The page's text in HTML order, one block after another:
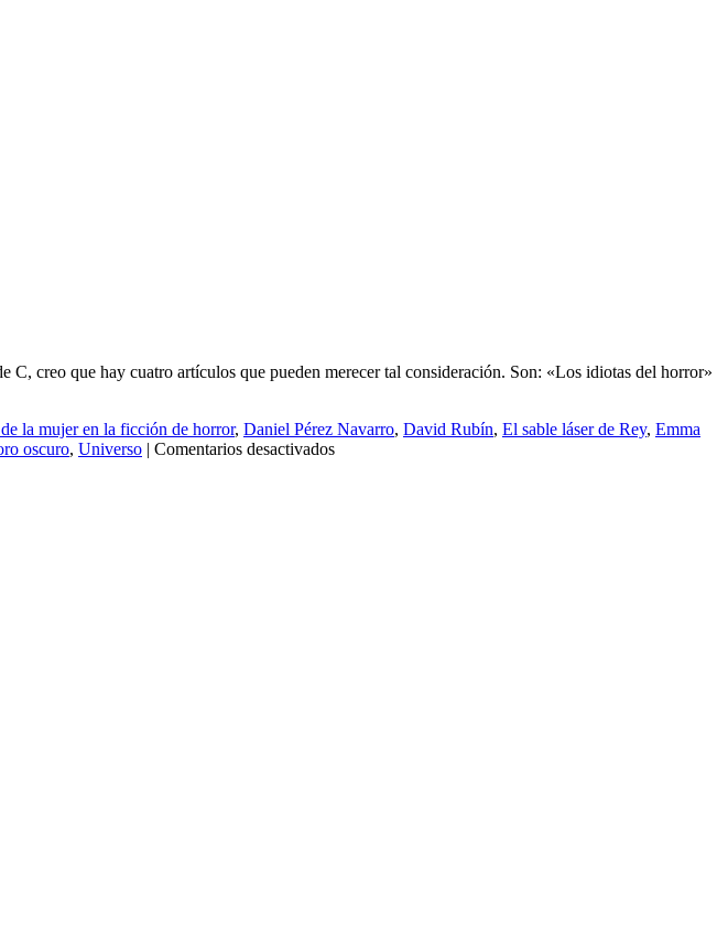
creo que hay cuatro artículos que pueden merecer tal consideración. Son: «Los idiotas del horror»
la mujer en la ficción de horror, Daniel Pérez Navarro, David Rubín, El sable láser de Rey, Emma
oscuro, Universo | Comentarios desactivadosen